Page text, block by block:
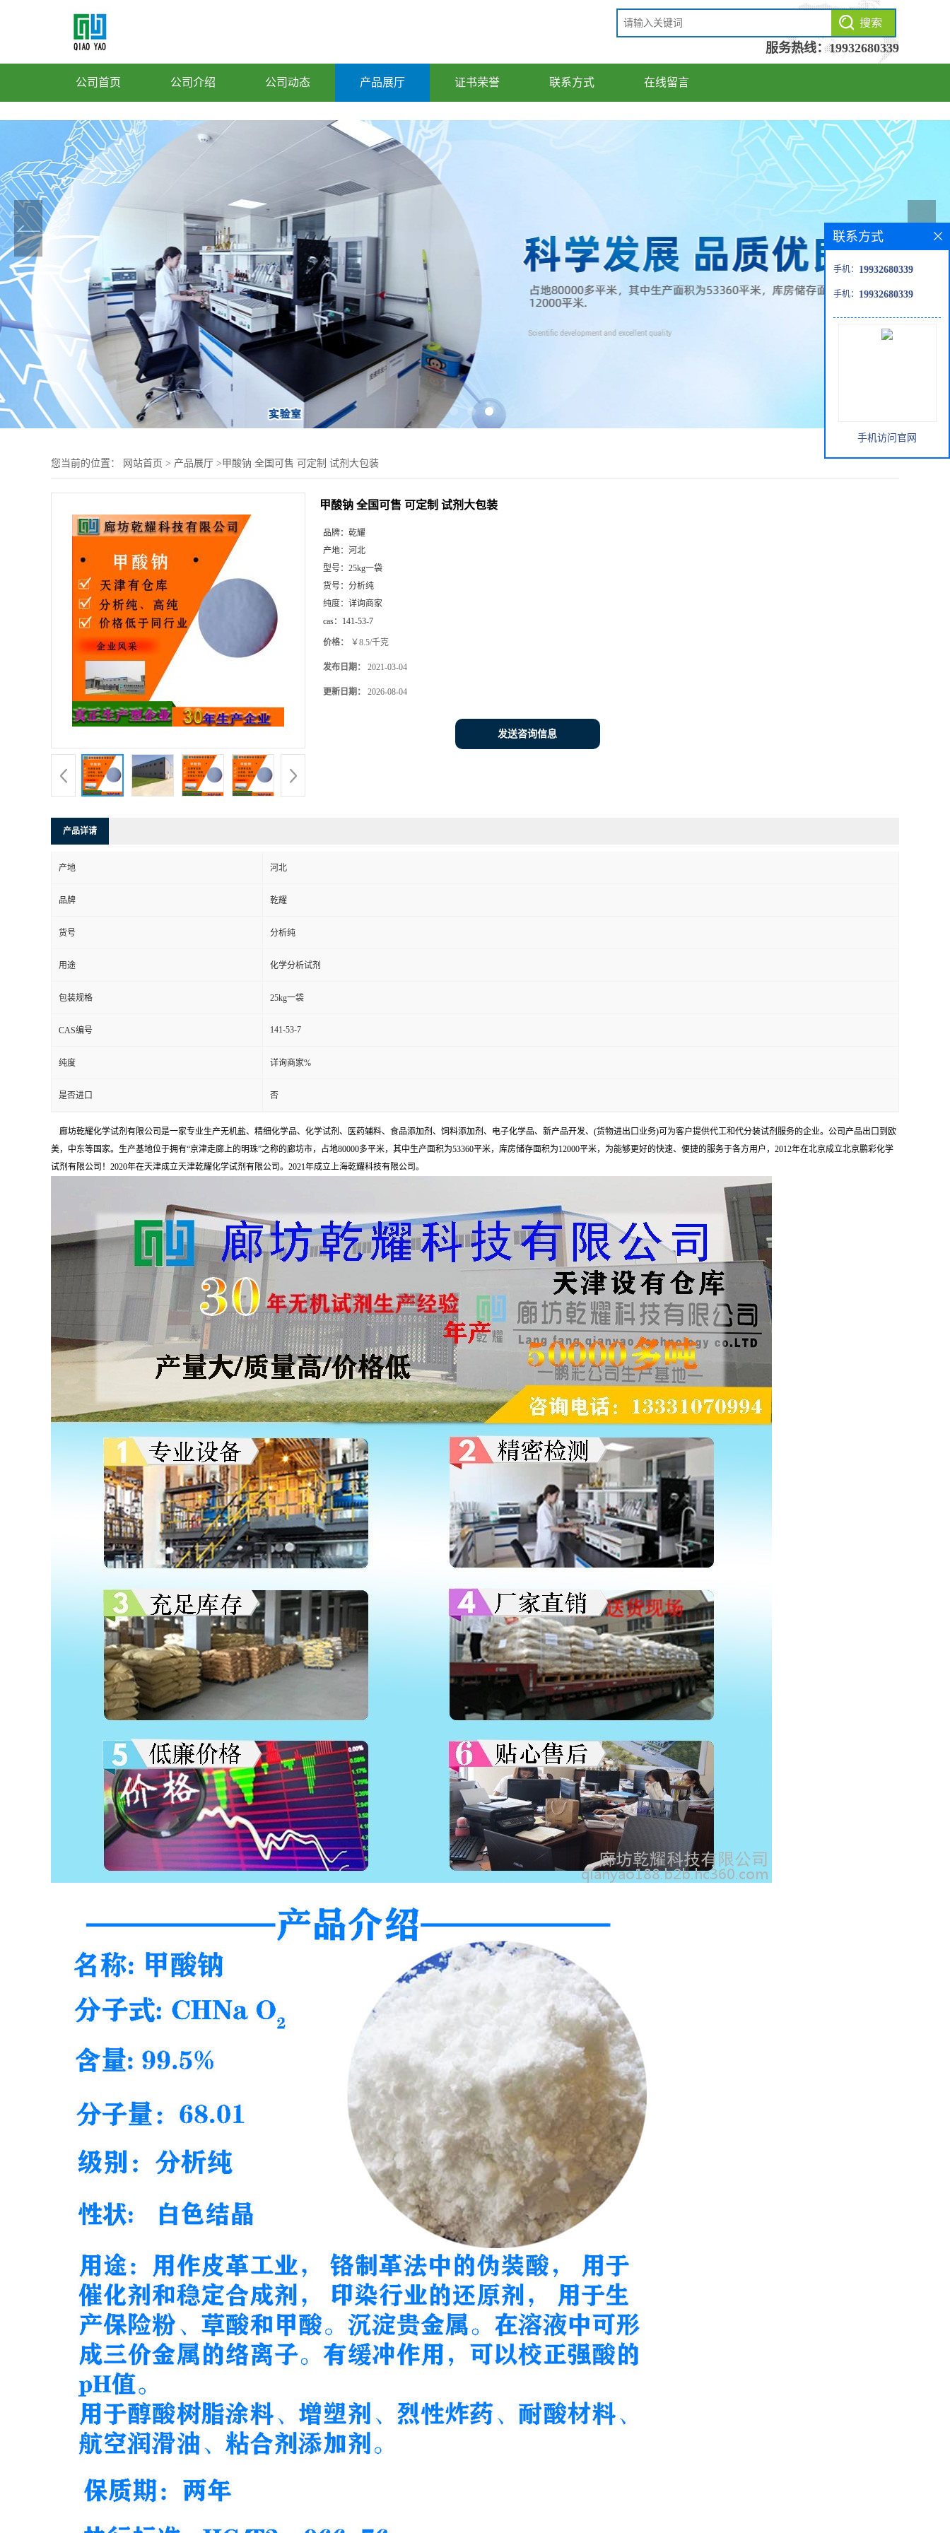
服务热线：19932680339
公司首页 公司介绍 公司动态 产品展厅 证书荣誉 联系方式 在线留言
您当前的位置： 网站首页 > 产品展厅 >甲酸钠 全国可售 可定制 试剂大包装
甲酸钠 全国可售 可定制 试剂大包装
品牌： 乾耀
产地： 河北
型号： 25kg一袋
货号： 分析纯
纯度： 详询商家
cas： 141-53-7
价格： ￥8.5/千克
发布日期： 2021-03-04
更新日期： 2026-08-04
发送咨询信息
产品详请
产地 河北
品牌 乾耀
货号 分析纯
用途 化学分析试剂
包装规格 25kg一袋
CAS编号 141-53-7
纯度 详询商家%
是否进口 否
廊坊乾耀化学试剂有限公司是一家专业生产无机盐、精细化学品、化学试剂、医药辅料、食品添加剂、饲料添加剂、电子化学品、新产品开发、(货物进出口业务)可为客户提供代工和代分装试剂服务的企业。公司产品出口到欧
美，中东等国家。生产基地位于拥有“京津走廊上的明珠”之称的廊坊市，占地80000多平米，其中生产面积为53360平米，库房储存面积为12000平米，为能够更好的快速、便捷的服务于各方用户，2012年在北京成立北京鹏彩化学
试剂有限公司！2020年在天津成立天津乾耀化学试剂有限公司。2021年成立上海乾耀科技有限公司。
联系方式
手机： 19932680339
手机： 19932680339
手机访问官网